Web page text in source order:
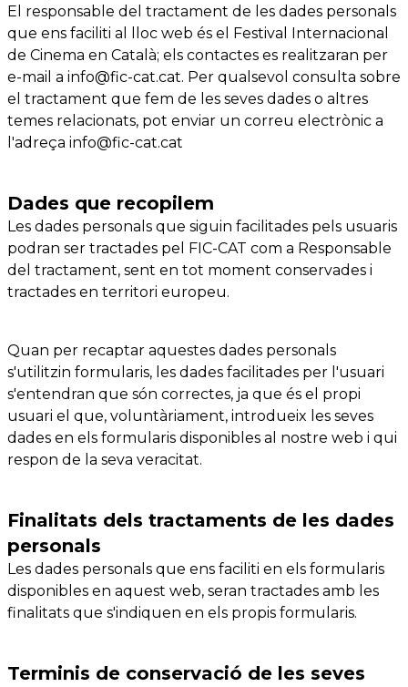
El responsable del tractament de les dades personals
que ens faciliti al lloc web és el Festival Internacional
de Cinema en Català; els contactes es realitzaran per
e-mail a info@fic-cat.cat. Per qualsevol consulta sobre
el tractament que fem de les seves dades o altres
temes relacionats, pot enviar un correu electrònic a
l'adreça info@fic-cat.cat
Dades que recopilem
Les dades personals que siguin facilitades pels usuaris
podran ser tractades pel FIC-CAT com a Responsable
del tractament, sent en tot moment conservades i
tractades en territori europeu.
Quan per recaptar aquestes dades personals
s'utilitzin formularis, les dades facilitades per l'usuari
s'entendran que són correctes, ja que és el propi
usuari el que, voluntàriament, introdueix les seves
dades en els formularis disponibles al nostre web i qui
respon de la seva veracitat.
Finalitats dels tractaments de les dades
personals
Les dades personals que ens faciliti en els formularis
disponibles en aquest web, seran tractades amb les
finalitats que s'indiquen en els propis formularis.
Terminis de conservació de les seves